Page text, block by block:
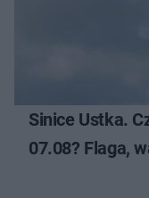
Sinice Ustka.
07.08? Flaga,